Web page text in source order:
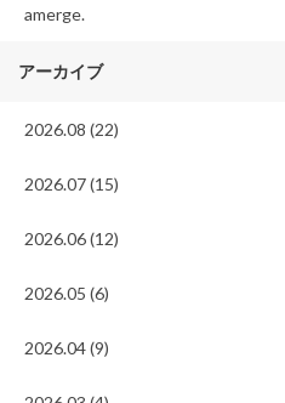
amerge.
アーカイブ
2026.08 (22)
2026.07 (15)
2026.06 (12)
2026.05 (6)
2026.04 (9)